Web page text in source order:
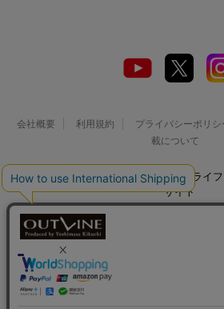
会社概要 利用規約 プライバシーポリシ
載について
© 2026 Watch LIFE NEWS｜ウオッチライ
サイト